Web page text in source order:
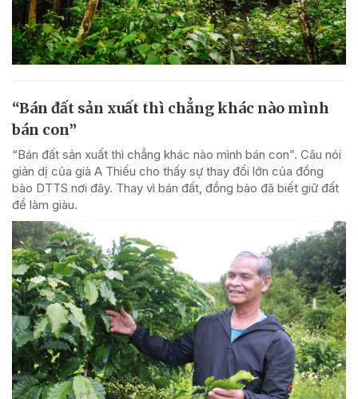
“Bán đất sản xuất thì chẳng khác nào mình
bán con”
“Bán đất sản xuất thì chẳng khác nào mình bán con”. Câu nói
giản dị của già A Thiếu cho thấy sự thay đổi lớn của đồng
bào DTTS nơi đây. Thay vì bán đất, đồng bào đã biết giữ đất
để làm giàu.